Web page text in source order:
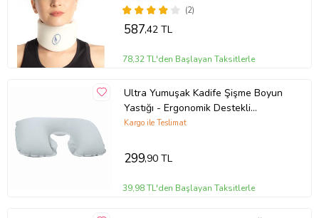
(2)
587,42 TL
78,32 TL'den Başlayan Taksitlerle
Ultra Yumuşak Kadife Şişme Boyun
Yastığı - Ergonomik Destekli
Yolculuk Yastığı
Kargo ile Teslimat
299,90 TL
39,98 TL'den Başlayan Taksitlerle